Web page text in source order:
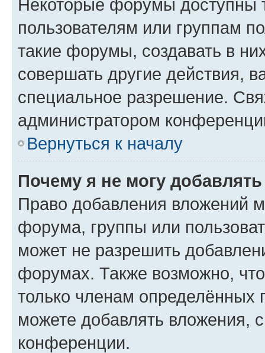
Некоторые форумы доступны
пользователям или группам
такие форумы, создавать в
совершать другие действия,
специальное разрешение.
администратором
Вернуться к началу
Почему я не могу
Право добавления вложений
форума, группы или
может не разрешить
форумах. Также возможно,
только членам определённых
можете добавлять вложения,
конференции.